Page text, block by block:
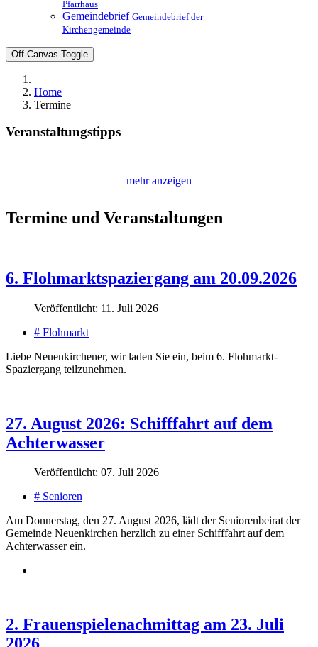
Pfarrhaus
Gemeindebrief Gemeindebrief der
Kirchengemeinde
Off-Canvas Toggle
Home
Termine
Veranstaltungstipps
mehr anzeigen
Termine und Veranstaltungen
6. Flohmarktspaziergang am 20.09.2026
Veröffentlicht: 11. Juli 2026
# Flohmarkt
Liebe Neuenkirchener, wir laden Sie ein, beim 6. Flohmarkt-
Spaziergang teilzunehmen.
27. August 2026: Schifffahrt auf dem
Achterwasser
Veröffentlicht: 07. Juli 2026
# Senioren
Am Donnerstag, den 27. August 2026, lädt der Seniorenbeirat der
Gemeinde Neuenkirchen herzlich zu einer Schifffahrt auf dem
Achterwasser ein.
2. Frauenspielenachmittag am 23. Juli